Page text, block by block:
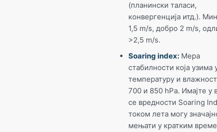
(планински таласи,
конвергенција итд.).
1,5 m/s, добро 2 m/s,
>2,5 m/s.
Soaring index: Мера
стабилности која узима
температуру и
700 и 850 hPa. Имајте у
се вредности Soaring
током лета могу
мењати у кратким